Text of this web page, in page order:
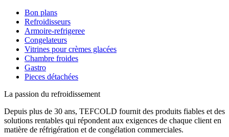
Bon plans
Refroidisseurs
Armoire-refrigeree
Congelateurs
Vitrines pour crèmes glacées
Chambre froides
Gastro
Pieces détachées
La passion du refroidissement
Depuis plus de 30 ans, TEFCOLD fournit des produits fiables et des
solutions rentables qui répondent aux exigences de chaque client en
matière de réfrigération et de congélation commerciales.